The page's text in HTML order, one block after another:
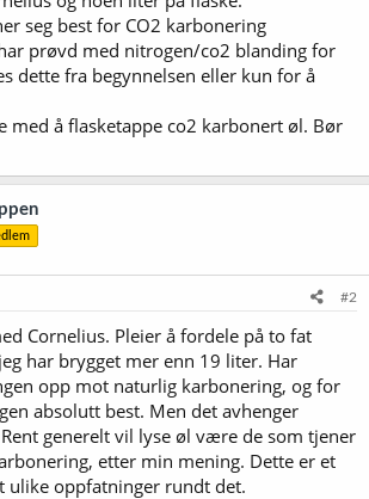
seg best for CO2 karbonering
prøvd med nitrogen/co2 blanding for
dette fra begynnelsen eller kun for å
med å flasketappe co2 karbonert øl. Bør
#2
Cornelius. Pleier å fordele på to fat
har brygget mer enn 19 liter. Har
opp mot naturlig karbonering, og for
absolutt best. Men det avhenger
generelt vil lyse øl være de som tjener
etter min mening. Dette er et
ulike oppfatninger rundt det.